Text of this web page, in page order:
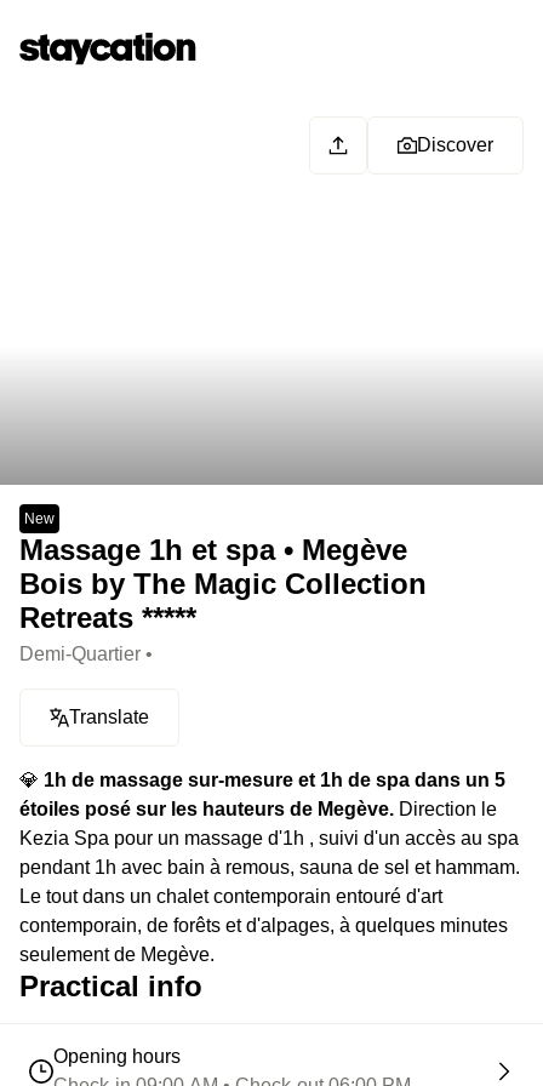
Discover
New
Massage 1h et spa • Megève
Bois by The Magic Collection
Retreats *****
Demi-Quartier •
Translate
💎 1h de massage sur-mesure et 1h de spa dans un 5
étoiles posé sur les hauteurs de Megève. Direction le
Kezia Spa pour un massage d'1h , suivi d'un accès au spa
pendant 1h avec bain à remous, sauna de sel et hammam.
Le tout dans un chalet contemporain entouré d'art
contemporain, de forêts et d'alpages, à quelques minutes
seulement de Megève.
Practical info
Opening hours